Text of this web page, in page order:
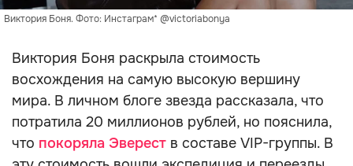
Виктория Боня. Фото: Инстаграм* @victoriabonya
Виктория Боня раскрыла стоимость
восхождения на самую высокую вершину
мира. В личном блоге звезда рассказала, что
потратила 20 миллионов рублей, но пояснила,
что покоряла Эверест в составе VIP-группы. В